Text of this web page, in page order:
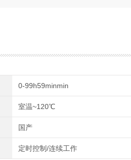
0-99h59minmin
室温~120℃
国产
定时控制/连续工作